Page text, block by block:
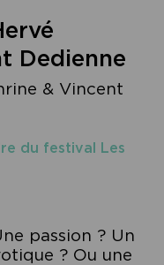
Dedienne
& Vincent
du festival Les
passion ? Un
? Ou une